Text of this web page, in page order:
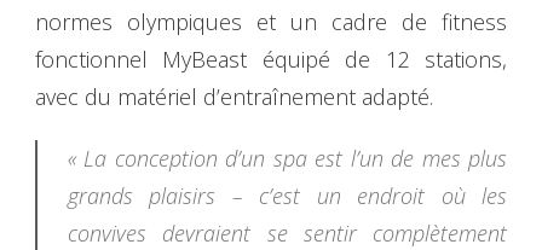
normes olympiques et un cadre de fitness
fonctionnel MyBeast équipé de 12 stations,
avec du matériel d’entraînement adapté.
« La conception d’un spa est l’un de mes plus
grands plaisirs – c’est un endroit où les
convives devraient se sentir complètement